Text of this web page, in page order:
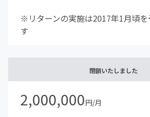
※リターンの実施は2017年1月頃を
す
閉鎖いたしました
2,000,000円/月